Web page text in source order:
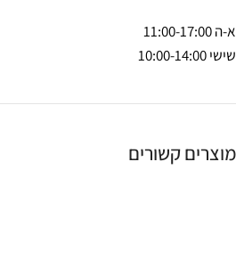
א-ה 11:00-17:00
שישי 10:00-14:00
מוצרים קשורים